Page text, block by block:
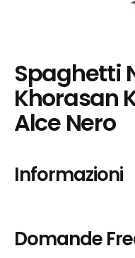
Spaghetti
Khorasan
Alce Nero
Informazioni
Domande